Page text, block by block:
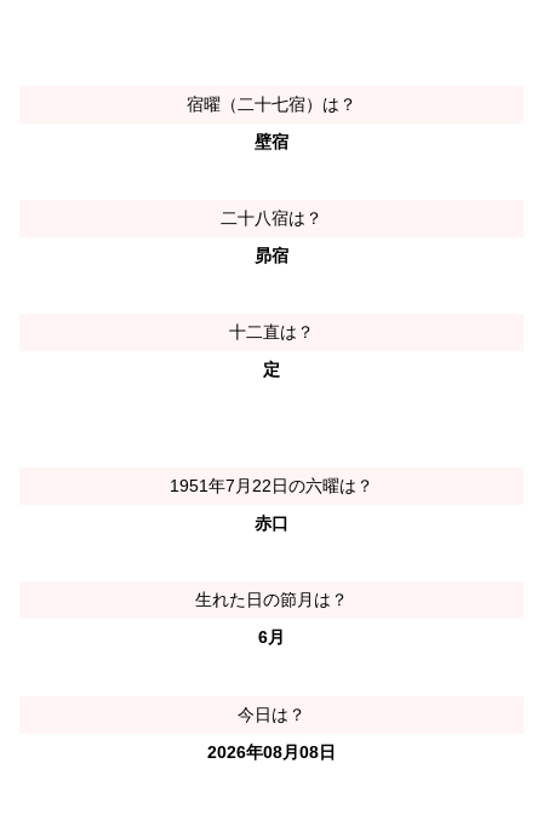
宿曜（二十七宿）は？
壁宿
二十八宿は？
昴宿
十二直は？
定
1951年7月22日の六曜は？
赤口
生れた日の節月は？
6月
今日は？
2026年08月08日